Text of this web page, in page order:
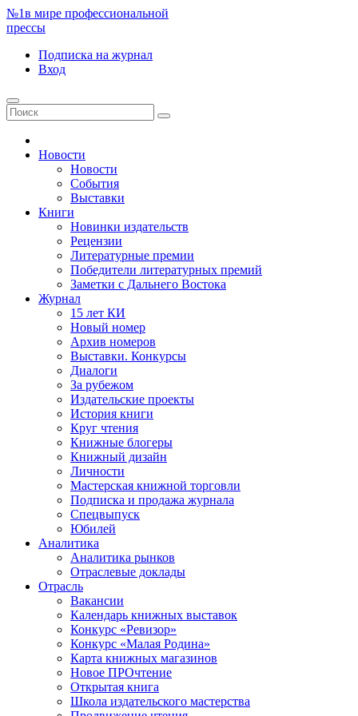
№1в мире профессиональной
прессы
Подписка на журнал
Вход
Новости
Новости
События
Выставки
Книги
Новинки издательств
Рецензии
Литературные премии
Победители литературных премий
Заметки с Дальнего Востока
Журнал
15 лет КИ
Новый номер
Архив номеров
Выставки. Конкурсы
Диалоги
За рубежом
Издательские проекты
История книги
Круг чтения
Книжные блогеры
Книжный дизайн
Личности
Мастерская книжной торговли
Подписка и продажа журнала
Спецвыпуск
Юбилей
Аналитика
Аналитика рынков
Отраслевые доклады
Отрасль
Вакансии
Календарь книжных выставок
Конкурс «Ревизор»
Конкурс «Малая Родина»
Карта книжных магазинов
Новое ПРОчтение
Открытая книга
Школа издательского мастерства